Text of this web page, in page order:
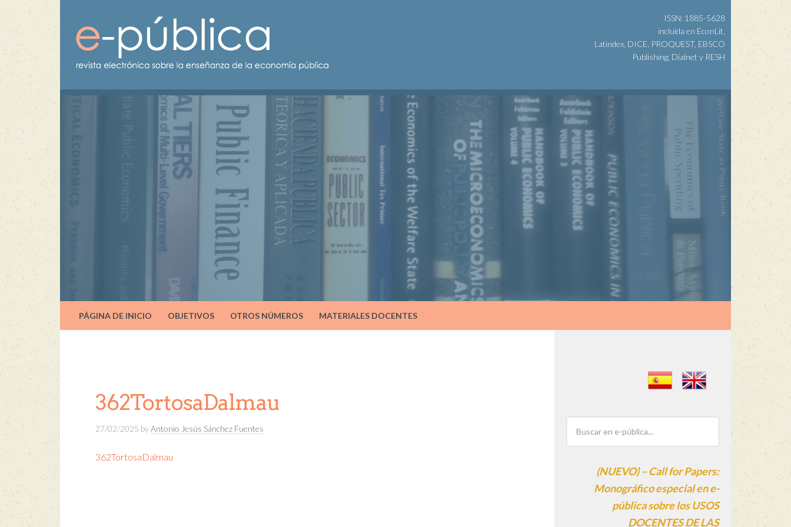
ISSN: 1885-5628
incluida en EconLit,
Latindex, DICE, PROQUEST, EBSCO
Publishing, Dialnet y RESH
PÁGINA DE INICIO OBJETIVOS OTROS NÚMEROS MATERIALES DOCENTES
362TortosaDalmau
27/02/2025 byAntonio Jesús Sánchez Fuentes
362TortosaDalmau
(NUEVO) – Call for Papers:
Monográfico especial en e-
pública sobre los USOS
DOCENTES DE LAS